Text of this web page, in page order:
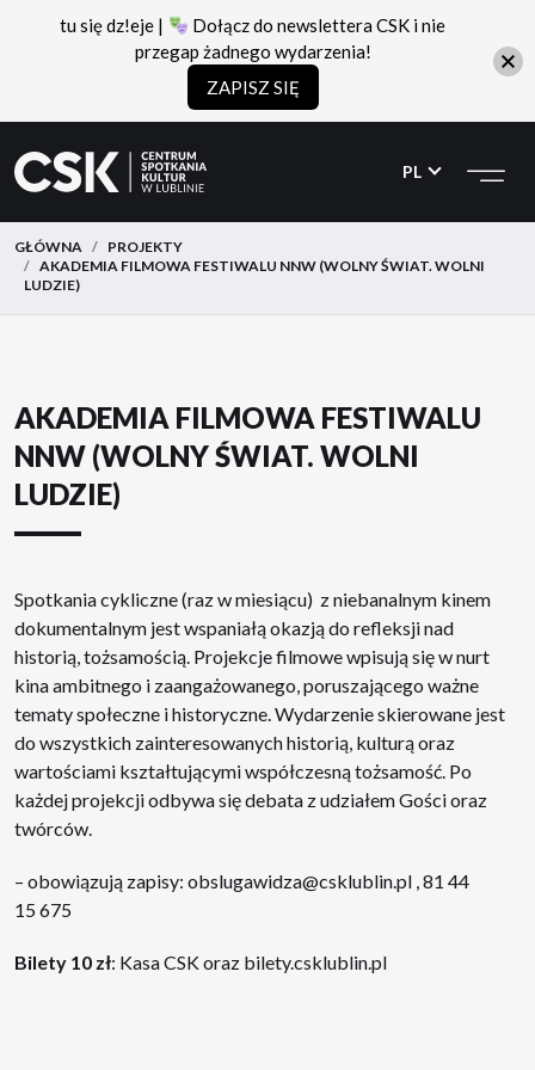
CSK
do
menu
do
treści
PL
GŁÓWNA
PROJEKTY
AKADEMIA FILMOWA FESTIWALU NNW (WOLNY ŚWIAT. WOLNI
LUDZIE)
AKADEMIA FILMOWA FESTIWALU
NNW (WOLNY ŚWIAT. WOLNI
LUDZIE)
Spotkania cykliczne (raz w miesiącu) z niebanalnym kinem
dokumentalnym jest wspaniałą okazją do refleksji nad
historią, tożsamością. Projekcje filmowe wpisują się w nurt
kina ambitnego i zaangażowanego, poruszającego ważne
tematy społeczne i historyczne. Wydarzenie skierowane jest
do wszystkich zainteresowanych historią, kulturą oraz
wartościami kształtującymi współczesną tożsamość. Po
każdej projekcji odbywa się debata z udziałem Gości oraz
twórców.
– obowiązują zapisy: obslugawidza@csklublin.pl , 81 44
15 675
Bilety 10 zł: Kasa CSK oraz bilety.csklublin.pl
tu się dz!eje |
Dołącz do newslettera CSK i nie
przegap żadnego wydarzenia!
ZAPISZ SIĘ